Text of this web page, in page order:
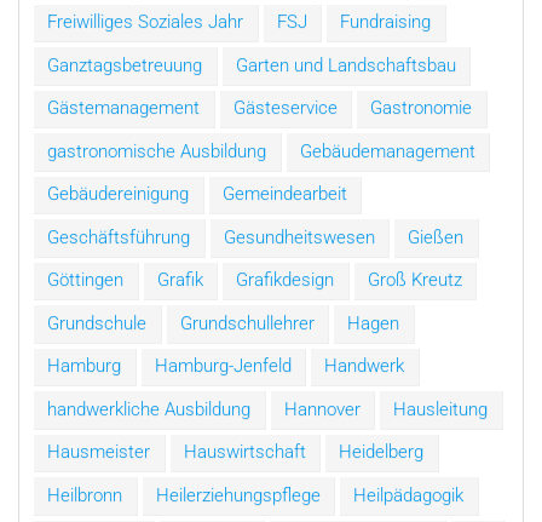
Freiwilliges Soziales Jahr
FSJ
Fundraising
Ganztagsbetreuung
Garten und Landschaftsbau
Gästemanagement
Gästeservice
Gastronomie
gastronomische Ausbildung
Gebäudemanagement
Gebäudereinigung
Gemeindearbeit
Geschäftsführung
Gesundheitswesen
Gießen
Göttingen
Grafik Grafikdesign
Groß Kreutz
Grundschule
Grundschullehrer
Hagen
Hamburg
Hamburg-Jenfeld
Handwerk
handwerkliche Ausbildung
Hannover
Hausleitung
Hausmeister
Hauswirtschaft
Heidelberg
Heilbronn
Heilerziehungspflege
Heilpädagogik